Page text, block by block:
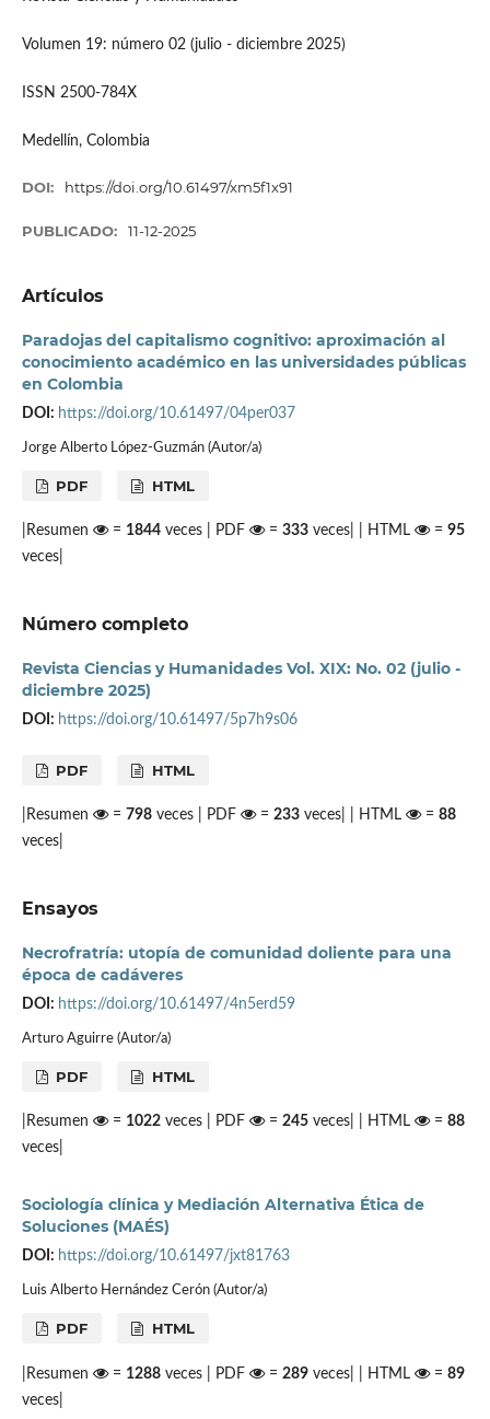
Volumen 19: número 02 (julio - diciembre 2025)
ISSN 2500-784X
Medellín, Colombia
DOI: https://doi.org/10.61497/xm5f1x91
PUBLICADO: 11-12-2025
Artículos
Paradojas del capitalismo cognitivo: aproximación al
conocimiento académico en las universidades públicas
en Colombia
DOI: https://doi.org/10.61497/04per037
Jorge Alberto López-Guzmán (Autor/a)
PDF HTML
|Resumen = 1844veces | PDF = 333veces| | HTML = 95
veces|
Número completo
Revista Ciencias y Humanidades Vol. XIX: No. 02 (julio -
diciembre 2025)
DOI: https://doi.org/10.61497/5p7h9s06
PDF HTML
|Resumen = 798veces | PDF = 233veces| | HTML = 88
veces|
Ensayos
Necrofratría: utopía de comunidad doliente para una
época de cadáveres
DOI: https://doi.org/10.61497/4n5erd59
Arturo Aguirre (Autor/a)
PDF HTML
|Resumen = 1022veces | PDF = 245veces| | HTML = 88
veces|
Sociología clínica y Mediación Alternativa Ética de
Soluciones (MAÉS)
DOI: https://doi.org/10.61497/jxt81763
Luis Alberto Hernández Cerón (Autor/a)
PDF HTML
|Resumen = 1288veces | PDF = 289veces| | HTML = 89
veces|